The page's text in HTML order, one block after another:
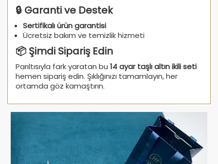
🔒 Garanti ve Destek
Sertifikalı ürün garantisi
Ücretsiz bakım ve temizlik hizmeti
📦 Şimdi Sipariş Edin
Parıltısıyla fark yaratan bu 14 ayar taşlı altın ikili seti
hemen sipariş edin. Şıklığınızı tamamlayın, her
ortamda göz kamaştırın.